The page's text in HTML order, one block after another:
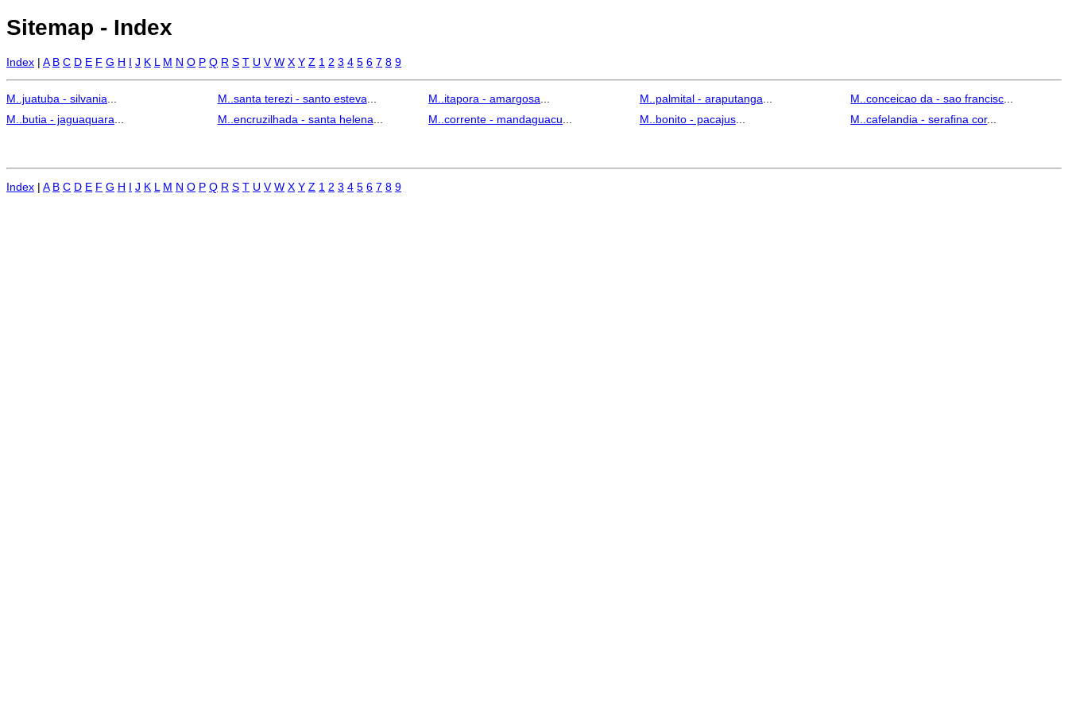
Sitemap - Index
Index | A B C D E F G H I J K L M N O P Q R S T U V W X Y Z 1 2 3 4 5 6 7 8 9
M..juatuba - silvania M..santa terezi - santo esteva M..itapora - amargosa M..palmital - araputanga M..conceicao da - sao francisc
M..butia - jaguaquara
M..encruzilhada - santa helena M..corrente - mandaguacu M..bonito - pacajus... M..cafelandia - serafina cor...
Index | A B C D E F G H I J K L M N O P Q R S T U V W X Y Z 1 2 3 4 5 6 7 8 9